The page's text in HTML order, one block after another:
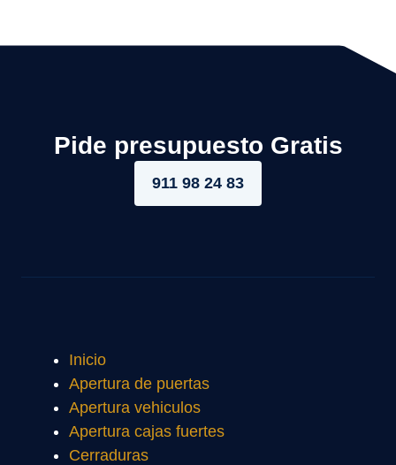
Pide presupuesto Gratis
911 98 24 83
Inicio
Apertura de puertas
Apertura vehiculos
Apertura cajas fuertes
Cerraduras